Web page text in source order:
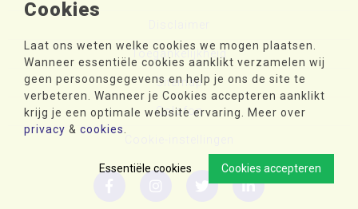
Cookies
Laat ons weten welke cookies we mogen plaatsen.
Wanneer essentiële cookies aanklikt verzamelen wij
geen persoonsgegevens en help je ons de site te
verbeteren. Wanneer je Cookies accepteren aanklikt
krijg je een optimale website ervaring. Meer over
privacy & cookies
Cookies accepteren
Essentiële cookies
Toegankelijkheid
Sitemap
Colofon